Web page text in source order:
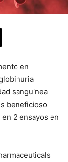
en
sanguínea
beneficioso
2 ensayos en